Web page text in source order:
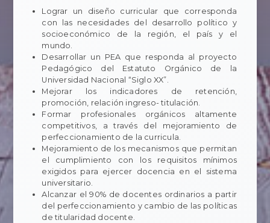
Lograr un diseño curricular que corresponda
con las necesidades del desarrollo político y
socioeconómico de la región, el país y el
mundo.
Desarrollar un PEA que responda al proyecto
Pedagógico del Estatuto Orgánico de la
Universidad Nacional “Siglo XX”.
Mejorar los indicadores de retención,
promoción, relación ingreso- titulación.
Formar profesionales orgánicos altamente
competitivos, a través del mejoramiento de
perfeccionamiento de la curricula.
Mejoramiento de los mecanismos que permitan
el cumplimiento con los requisitos mínimos
exigidos para ejercer docencia en el sistema
universitario.
Alcanzar el 90% de docentes ordinarios a partir
del perfeccionamiento y cambio de las políticas
de titularidad docente.